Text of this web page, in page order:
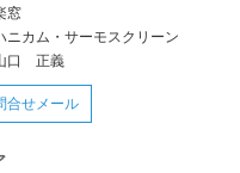
窓
ニカム・サーモスクリーン
口 正義
合せメール